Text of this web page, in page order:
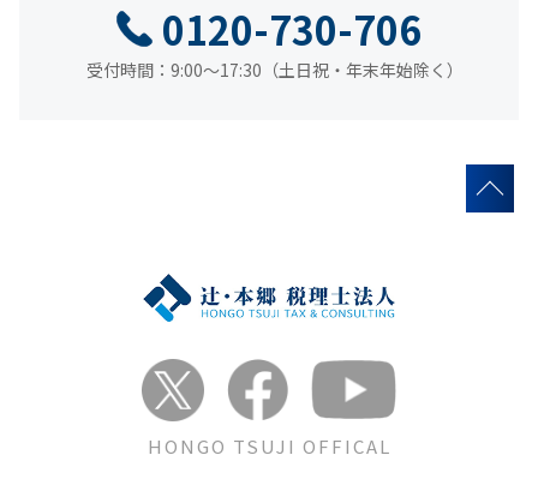
0120-730-706
受付時間：9:00～17:30（土日祝・年末年始除く）
HONGO TSUJI OFFICAL